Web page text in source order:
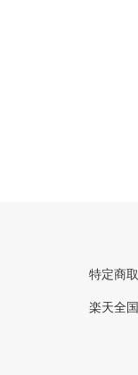
特定商
楽天全